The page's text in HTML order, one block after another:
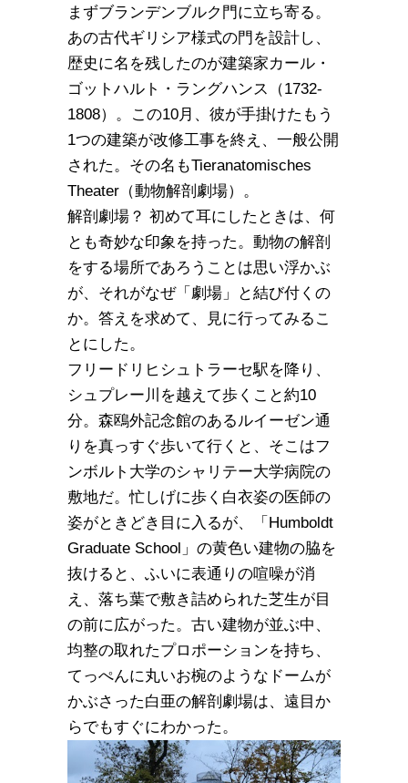
まずブランデンブルク門に立ち寄る。
あの古代ギリシア様式の門を設計し、
歴史に名を残したのが建築家カール・
ゴットハルト・ラングハンス（1732-
1808）。この10月、彼が手掛けたもう
1つの建築が改修工事を終え、一般公開
された。その名もTieranatomisches
Theater（動物解剖劇場）。
解剖劇場？ 初めて耳にしたときは、何
とも奇妙な印象を持った。動物の解剖
をする場所であろうことは思い浮かぶ
が、それがなぜ「劇場」と結び付くの
か。答えを求めて、見に行ってみるこ
とにした。
フリードリヒシュトラーセ駅を降り、
シュプレー川を越えて歩くこと約10
分。森鴎外記念館のあるルイーゼン通
りを真っすぐ歩いて行くと、そこはフ
ンボルト大学のシャリテー大学病院の
敷地だ。忙しげに歩く白衣姿の医師の
姿がときどき目に入るが、「Humboldt
Graduate School」の黄色い建物の脇を
抜けると、ふいに表通りの喧噪が消
え、落ち葉で敷き詰められた芝生が目
の前に広がった。古い建物が並ぶ中、
均整の取れたプロポーションを持ち、
てっぺんに丸いお椀のようなドームが
かぶさった白亜の解剖劇場は、遠目か
らでもすぐにわかった。